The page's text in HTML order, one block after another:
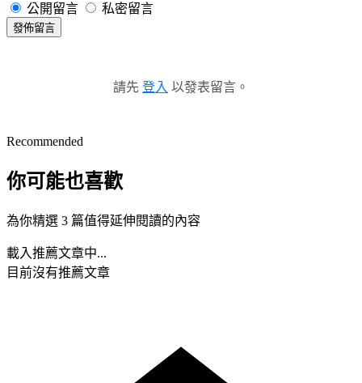
公開留言 私密留言
發佈留言
請先 登入 以發表留言。
Recommended
你可能也喜歡
為你精選 3 篇值得延伸閱讀的內容
載入推薦文章中...
目前沒有推薦文章